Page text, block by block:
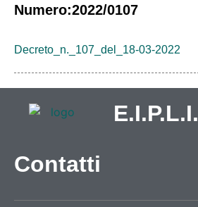
Numero:2022/0107
Decreto_n._107_del_18-03-2022
E.I.P.L.I.
Contatti